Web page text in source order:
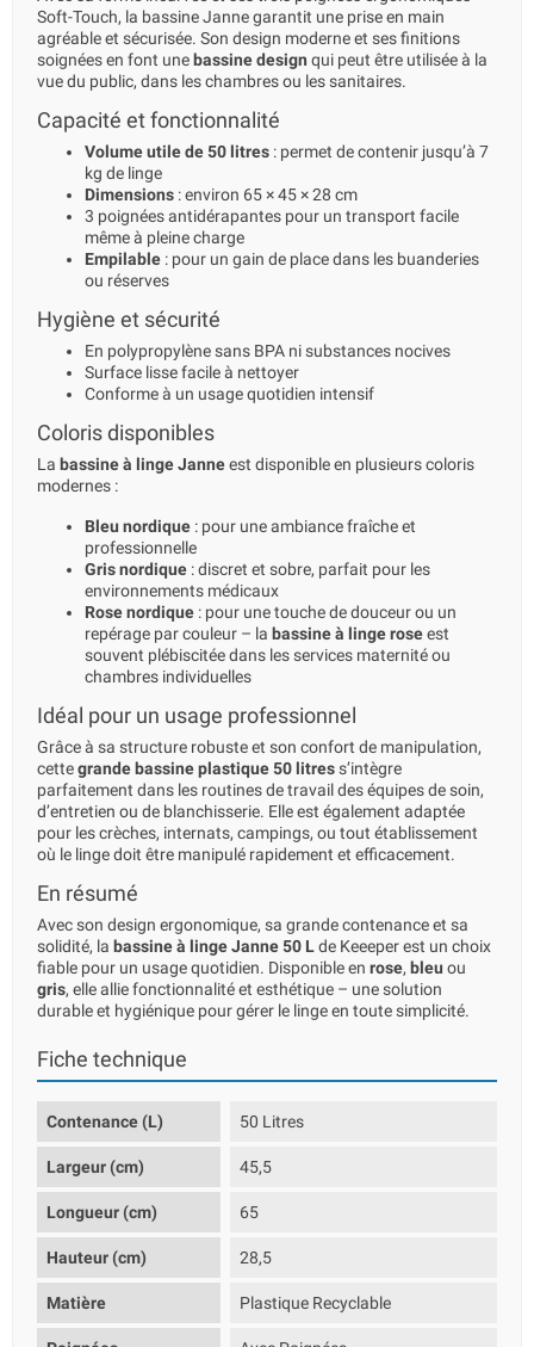
Soft-Touch, la bassine Janne garantit une prise en main
agréable et sécurisée. Son design moderne et ses finitions
soignées en font une bassine design qui peut être utilisée à la
vue du public, dans les chambres ou les sanitaires.
Capacité et fonctionnalité
Volume utile de 50 litres : permet de contenir jusqu’à 7
kg de linge
Dimensions : environ 65 × 45 × 28 cm
3 poignées antidérapantes pour un transport facile
même à pleine charge
Empilable : pour un gain de place dans les buanderies
ou réserves
Hygiène et sécurité
En polypropylène sans BPA ni substances nocives
Surface lisse facile à nettoyer
Conforme à un usage quotidien intensif
Coloris disponibles
La bassine à linge Janneest disponible en plusieurs coloris
modernes :
Bleu nordique : pour une ambiance fraîche et
professionnelle
Gris nordique : discret et sobre, parfait pour les
environnements médicaux
Rose nordique : pour une touche de douceur ou un
repérage par couleur – la bassine à linge roseest
souvent plébiscitée dans les services maternité ou
chambres individuelles
Idéal pour un usage professionnel
Grâce à sa structure robuste et son confort de manipulation,
cettegrande bassine plastique 50 litress’intègre
parfaitement dans les routines de travail des équipes de soin,
d’entretien ou de blanchisserie. Elle est également adaptée
pour les crèches, internats, campings, ou tout établissement
où le linge doit être manipulé rapidement et efficacement.
En résumé
Avec son design ergonomique, sa grande contenance et sa
solidité, la bassine à linge Janne 50 Lde Keeeper est un choix
fiable pour un usage quotidien. Disponible en rose, bleu ou
gris, elle allie fonctionnalité et esthétique – une solution
durable et hygiénique pour gérer le linge en toute simplicité.
Fiche technique
Contenance (L) 50 Litres
Largeur (cm) 45,5
Longueur (cm) 65
Hauteur (cm) 28,5
Matière Plastique Recyclable